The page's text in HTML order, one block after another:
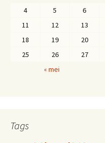
4
5 6
11
12 13
18
19 20
25
26 27
« mei
Tags